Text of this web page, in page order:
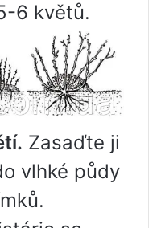
6 květů.
Zasaďte ji
vlhké půdy